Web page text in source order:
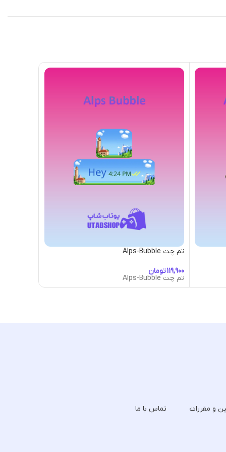
تم چت Alps-Bubble
تومان
تم چت Alps-Bubble
و مقررات تماس با ما